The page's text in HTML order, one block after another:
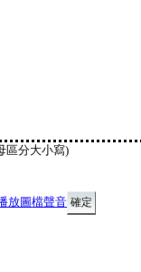
區分大小寫)
放圖檔聲音